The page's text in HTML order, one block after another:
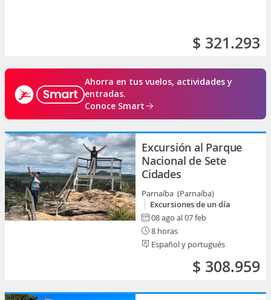
$ 321.293
Ahorra en tus vuelos, actividades y
entradas.
Conoce Smart
Excursión al Parque
Nacional de Sete
Cidades
Parnaíba (Parnaíba)
Excursiones de un día
08 ago al 07 feb
8 horas
Español y portugués
$ 308.959